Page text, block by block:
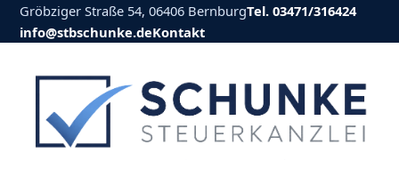
Gröbziger Straße 54, 06406 BernburgTel. 03471/316424
info@stbschunke.deKontakt